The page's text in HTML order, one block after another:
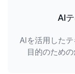
AI
AIを活用した
目的のため